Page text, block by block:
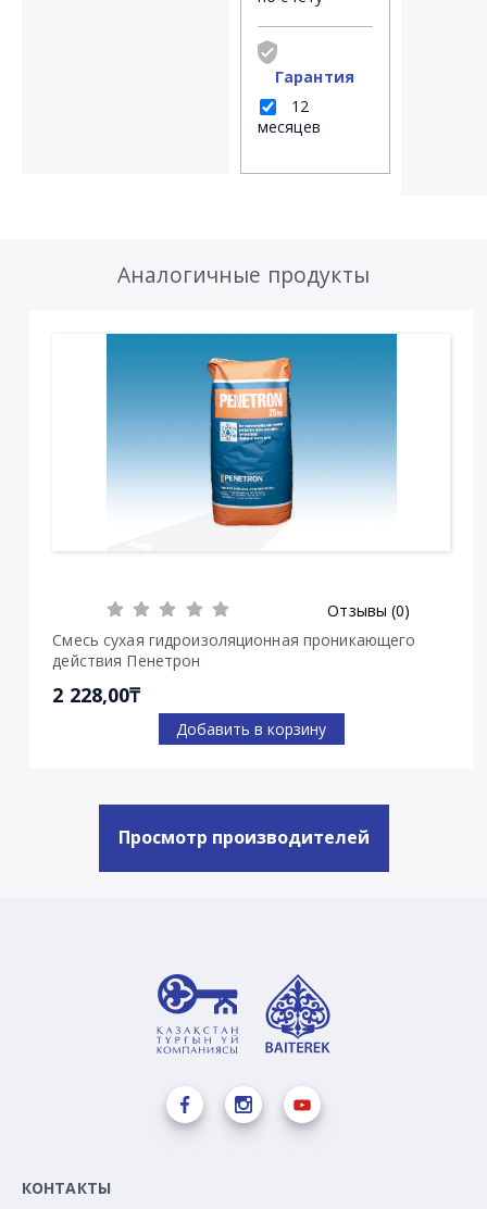
Гарантия
12
месяцев
Аналогичные продукты
Отзывы (0)
Смесь сухая гидроизоляционная проникающего
действия Пенетрон
2 228,00₸
Добавить в корзину
Просмотр производителей
КОНТАКТЫ